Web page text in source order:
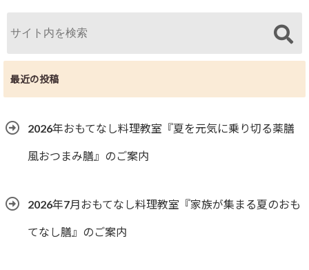
最近の投稿
2026年おもてなし料理教室『夏を元気に乗り切る薬膳
風おつまみ膳』のご案内
2026年7月おもてなし料理教室『家族が集まる夏のおも
てなし膳』のご案内